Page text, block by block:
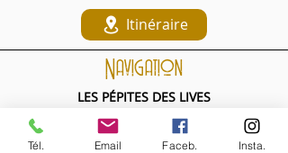
Itinéraire
Navigation
LES PÉPITES DES LIVES
Nouveautés de la semaine
Les Archives de la Comtesse
Tél. Email Faceb. Insta.